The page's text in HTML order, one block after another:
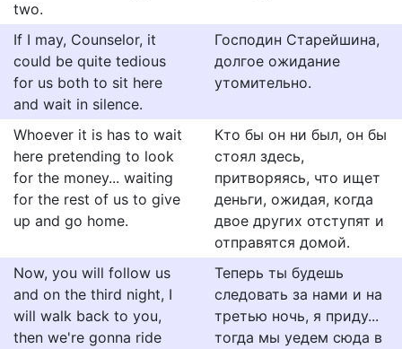
two.
If I may, Counselor, it
could be quite tedious
for us both to sit here
and wait in silence.
Господин Старейшина,
долгое ожидание
утомительно.
Whoever it is has to wait
here pretending to look
for the money... waiting
for the rest of us to give
up and go home.
Кто бы он ни был, он бы
стоял здесь,
притворяясь, что ищет
деньги, ожидая, когда
двое других отступят и
отправятся домой.
Now, you will follow us
and on the third night, I
will walk back to you,
then we're gonna ride
Теперь ты будешь
следовать за нами и на
третью ночь, я приду...
тогда мы уедем сюда в